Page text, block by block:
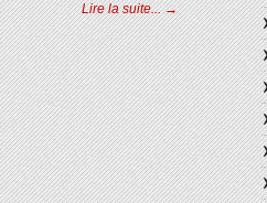
Lire la suite... →